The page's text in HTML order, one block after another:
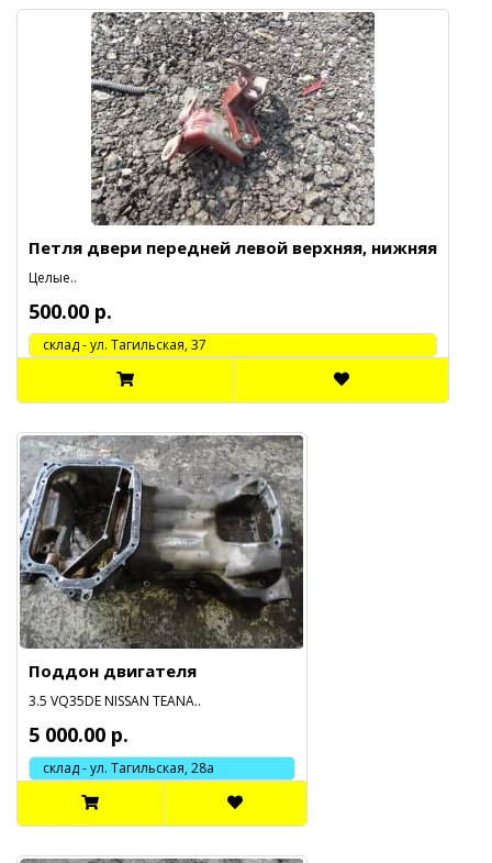
Петля двери передней левой верхняя, нижняя
Целые..
500.00 р.
cклад - ул. Тагильская, 37
Поддон двигателя
3.5 VQ35DE NISSAN TEANA..
5 000.00 р.
склад - ул. Тагильская, 28а